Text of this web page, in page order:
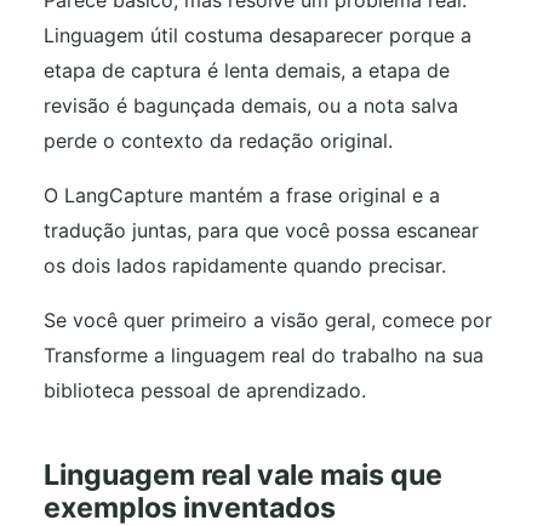
Linguagem útil costuma desaparecer porque a
etapa de captura é lenta demais, a etapa de
revisão é bagunçada demais, ou a nota salva
perde o contexto da redação original.
O LangCapture mantém a frase original e a
tradução juntas, para que você possa escanear
os dois lados rapidamente quando precisar.
Se você quer primeiro a visão geral, comece por
Transforme a linguagem real do trabalho na sua
biblioteca pessoal de aprendizado.
Linguagem real vale mais que
exemplos inventados